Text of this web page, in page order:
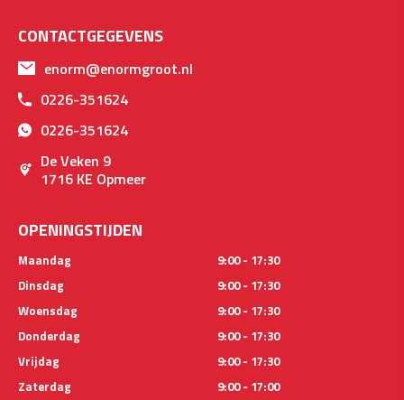
CONTACTGEGEVENS
enorm@enormgroot.nl
0226-351624
0226-351624
De Veken 9
1716 KE Opmeer
OPENINGSTIJDEN
Maandag
9:00 - 17:30
Dinsdag
9:00 - 17:30
Woensdag
9:00 - 17:30
Donderdag
9:00 - 17:30
Vrijdag
9:00 - 17:30
Zaterdag
9:00 - 17:00